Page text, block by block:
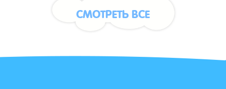
СМОТРЕТЬ ВСЕ